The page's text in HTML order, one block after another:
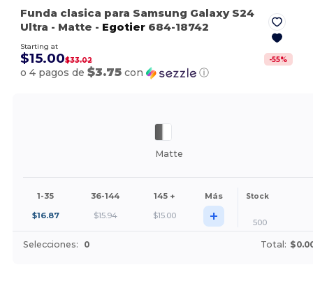
Funda clasica para Samsung Galaxy S24
Ultra - Matte - Egotier 684-18742
Starting at
$15.00$33.02 -55%
o 4 pagos de$3.75 con ⓘ
Matte
1-35 36-144 145 + Más Stock
$16.87 $15.94 $15.00 + 500
Selecciones: 0 Total: